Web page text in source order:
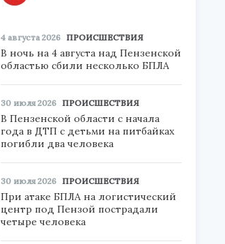
4 августа 2026 ПРОИСШЕСТВИЯ
В ночь на 4 августа над Пензенской
областью сбили несколько БПЛА
30 июля 2026 ПРОИСШЕСТВИЯ
В Пензенской области с начала
года в ДТП с детьми на питбайках
погибли два человека
30 июля 2026 ПРОИСШЕСТВИЯ
При атаке БПЛА на логистический
центр под Пензой пострадали
четыре человека